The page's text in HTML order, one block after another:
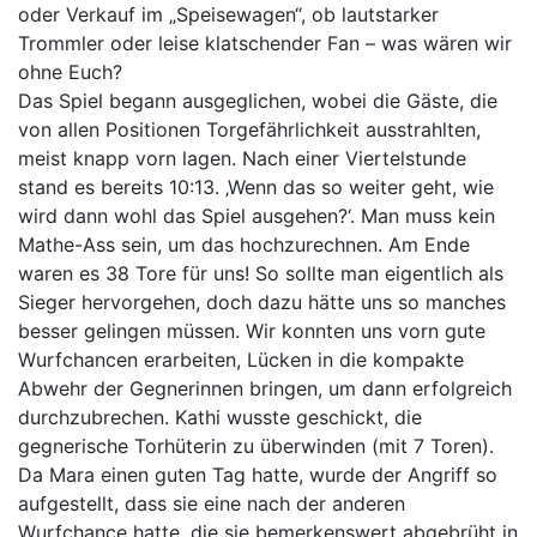
oder Verkauf im „Speisewagen“, ob lautstarker
Trommler oder leise klatschender Fan – was wären wir
ohne Euch?
Das Spiel begann ausgeglichen, wobei die Gäste, die
von allen Positionen Torgefährlichkeit ausstrahlten,
meist knapp vorn lagen. Nach einer Viertelstunde
stand es bereits 10:13. ‚Wenn das so weiter geht, wie
wird dann wohl das Spiel ausgehen?‘. Man muss kein
Mathe-Ass sein, um das hochzurechnen. Am Ende
waren es 38 Tore für uns! So sollte man eigentlich als
Sieger hervorgehen, doch dazu hätte uns so manches
besser gelingen müssen. Wir konnten uns vorn gute
Wurfchancen erarbeiten, Lücken in die kompakte
Abwehr der Gegnerinnen bringen, um dann erfolgreich
durchzubrechen. Kathi wusste geschickt, die
gegnerische Torhüterin zu überwinden (mit 7 Toren).
Da Mara einen guten Tag hatte, wurde der Angriff so
aufgestellt, dass sie eine nach der anderen
Wurfchance hatte, die sie bemerkenswert abgebrüht in